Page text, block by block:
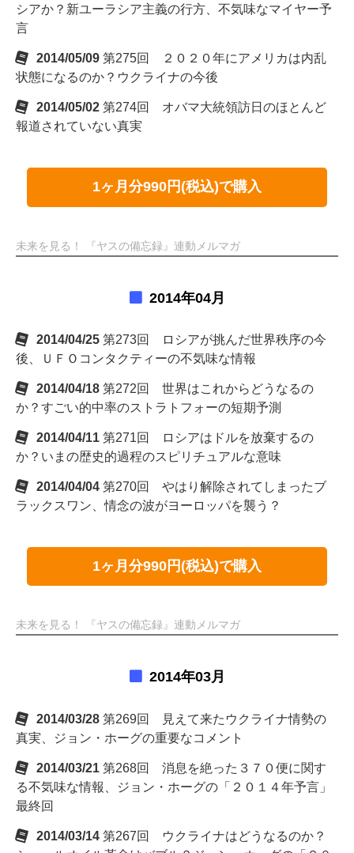
シアか？新ユーラシア主義の行方、不気味なマイヤー予
言
2014/05/09 第275回 ２０２０年にアメリカは内乱
状態になるのか？ウクライナの今後
2014/05/02 第274回 オバマ大統領訪日のほとんど
報道されていない真実
1ヶ月分990円(税込)で購入
未来を見る！ 『ヤスの備忘録』連動メルマガ
2014年04月
2014/04/25 第273回 ロシアが挑んだ世界秩序の今
後、ＵＦＯコンタクティーの不気味な情報
2014/04/18 第272回 世界はこれからどうなるの
か？すごい的中率のストラトフォーの短期予測
2014/04/11 第271回 ロシアはドルを放棄するの
か？いまの歴史的過程のスピリチュアルな意味
2014/04/04 第270回 やはり解除されてしまったブ
ラックスワン、情念の波がヨーロッパを襲う？
1ヶ月分990円(税込)で購入
未来を見る！ 『ヤスの備忘録』連動メルマガ
2014年03月
2014/03/28 第269回 見えて来たウクライナ情勢の
真実、ジョン・ホーグの重要なコメント
2014/03/21 第268回 消息を絶った３７０便に関す
る不気味な情報、ジョン・ホーグの「２０１４年予言」
最終回
2014/03/14 第267回 ウクライナはどうなるのか？